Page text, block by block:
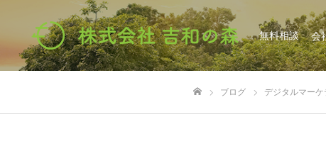
無料相談 会
ブログ デジタルマー